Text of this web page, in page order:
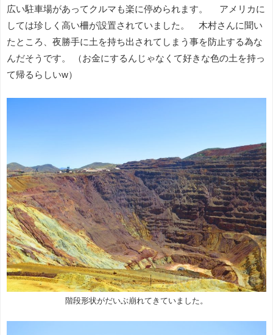
広い駐車場があってクルマも楽に停められます。 アメリカに
しては珍しく高い柵が設置されていました。 木村さんに聞い
たところ、夜勝手に土を持ち出されてしまう事を防止する為な
んだそうです。 （お金にするんじゃなくて好きな色の土を持っ
て帰るらしいw）
階段形状がだいぶ崩れてきていました。